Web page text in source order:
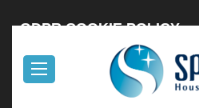
GDPR COOKIE POLICY
Il nostro sito utilizza cookies, per
Cookie Policy